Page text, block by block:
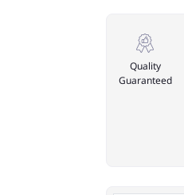
Quality
Guaranteed